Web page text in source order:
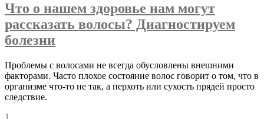
Что о нашем здоровье нам могут
рассказать волосы? Диагностируем
болезни
Проблемы с волосами не всегда обусловлены внешними
факторами. Часто плохое состояние волос говорит о том, что в
организме что-то не так, а перхоть или сухость прядей просто
следствие.